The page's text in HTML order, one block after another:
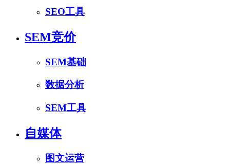
SEO工具
SEM竞价
SEM基础
数据分析
SEM工具
自媒体
图文运营